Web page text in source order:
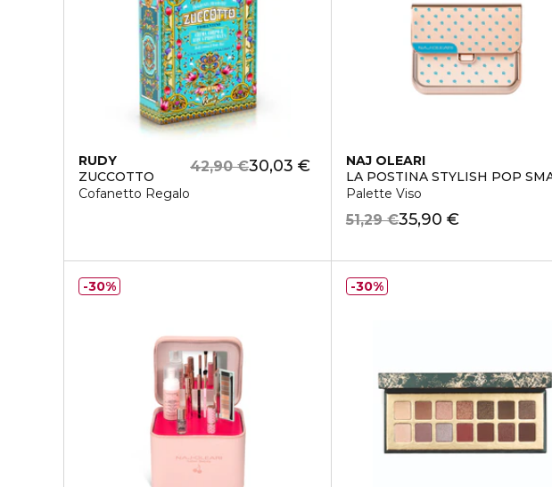
RUDY
ZUCCOTTO
Cofanetto Regalo
30,03 €
42,90 €
NAJ OLEARI
LA POSTINA STYLISH POP
Palette Viso
35,90 €
51,29 €
30% 30%